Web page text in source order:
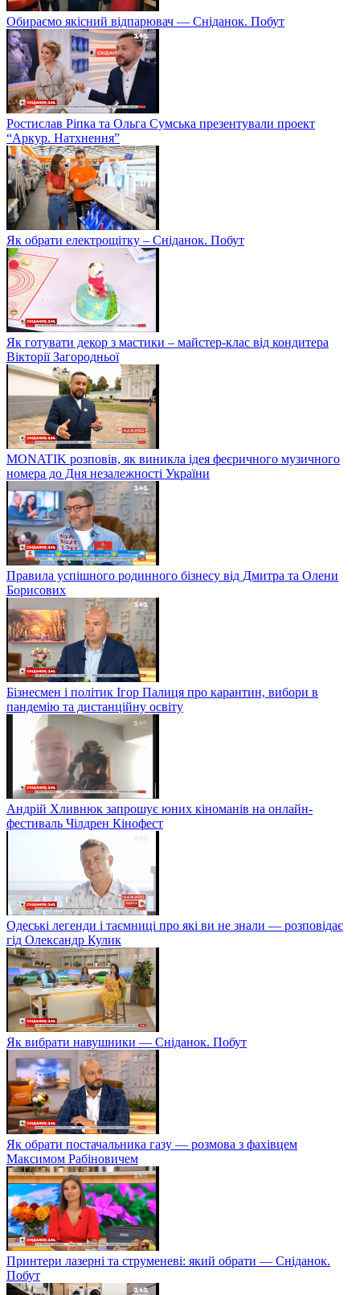
Обираємо якісний відпарювач — Сніданок. Побут
Ростислав Ріпка та Ольга Сумська презентували проект
“Аркур. Натхнення”
Як обрати електрощітку – Сніданок. Побут
Як готувати декор з мастики – майстер-клас від кондитера
Вікторії Загородньої
MONATIK розповів, як виникла ідея феєричного музичного
номера до Дня незалежності України
Правила успішного родинного бізнесу від Дмитра та Олени
Борисових
Бізнесмен і політик Ігор Палиця про карантин, вибори в
пандемію та дистанційну освіту
Андрій Хливнюк запрошує юних кіноманів на онлайн-
фестиваль Чілдрен Кінофест
Одеські легенди і таємниці про які ви не знали — розповідає
гід Олександр Кулик
Як вибрати навушники — Сніданок. Побут
Як обрати постачальника газу — розмова з фахівцем
Максимом Рабіновичем
Принтери лазерні та струменеві: який обрати — Сніданок.
Побут